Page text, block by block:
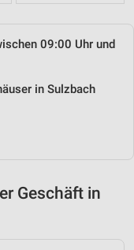
09:00 Uhr und
in Sulzbach
Geschäft in